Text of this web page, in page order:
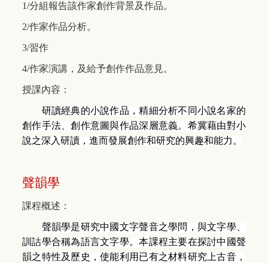
1/分組報告該作家創作背景及作品。
2/作家作品分析。
3/習作
4/作家演講，及給予創作作品意見。
授課內容：
研讀經典的小說作品，精細分析不同小說名家的
創作手法、創作意圖與作品深層意義。希冀藉由對小
說之深入研讀，進而發展創作和研究的興趣和能力。
聲韻學
課程概述：
聲韻學是研究中國文字聲音之學問，與文字學、
訓詁學合稱為語言文字學。本課程主要在探討中國聲
韻之特性及歷史，使能利用已有之材料研究上古音，